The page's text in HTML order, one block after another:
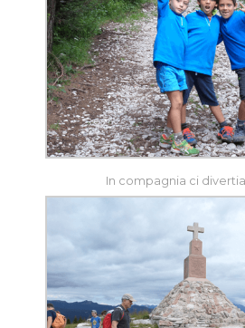
In compagnia ci